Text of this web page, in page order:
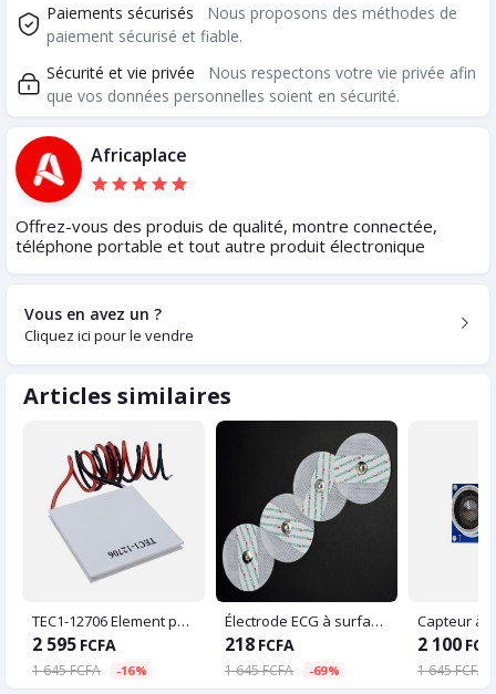
Paiements sécurisés
Nous proposons des méthodes de
paiement sécurisé et fiable.
Sécurité et vie privée
Nous respectons votre vie privée afin
que vos données personnelles soient en sécurité.
Africaplace
Offrez-vous des produis de qualité, montre connectée,
téléphone portable et tout autre produit électronique
Vous en avez un ?
Cliquez ici pour le vendre
Articles similaires
TEC1-12706 Element peltier
2 595 FCFA
1 645 FCFA -16%
Électrode ECG à surface jetable
218 FCFA
1 645 FCFA -69%
2 100
1 645 FCFA